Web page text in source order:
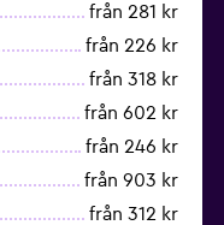
från 281 kr
från 226 kr
från 318 kr
från 602 kr
från 246 kr
från 903 kr
från 312 kr